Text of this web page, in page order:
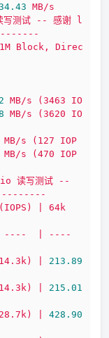
MB/s
写测试 -- 感谢
l
Block,
Direc
MB/s (3463
IO
MB/s (3620
IO
MB/s (127
IOP
MB/s (470
IOP
读写测试
--
(IOPS)
64k
----
----
213.89
215.01
428.90